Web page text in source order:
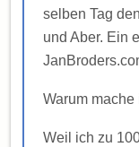
selben Tag
und Aber. Ein
Warum mache
Weil ich zu